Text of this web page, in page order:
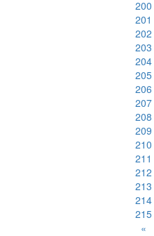
200
201
202
203
204
205
206
207
208
209
210
211
212
213
214
215
»